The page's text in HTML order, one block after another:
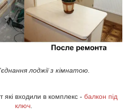
лоджії з кімнатою.
які входили в комплекс - балкон під
ключ